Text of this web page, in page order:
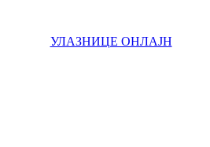
УЛАЗНИЦЕ ОНЛАЈН